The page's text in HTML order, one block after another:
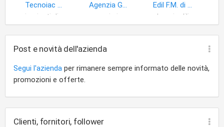
Tecnoiac di Iacopini Daniele
Agenzia Gamma di Daiqui Marta
Edil F.M. di Fabio Massaia
lavori edili
Post e novità dell'azienda
Segui l'azienda per rimanere sempre informato delle novità,
promozioni e offerte.
Clienti, fornitori, follower